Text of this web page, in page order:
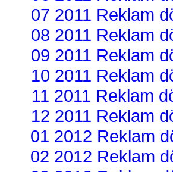
07 2011 Reklam
08 2011 Reklam
09 2011 Reklam
10 2011 Reklam
11 2011 Reklam
12 2011 Reklam
01 2012 Reklam
02 2012 Reklam